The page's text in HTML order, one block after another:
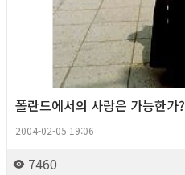
폴란드에서의 사랑은 가능한가?
2004-02-05 19:06
7460